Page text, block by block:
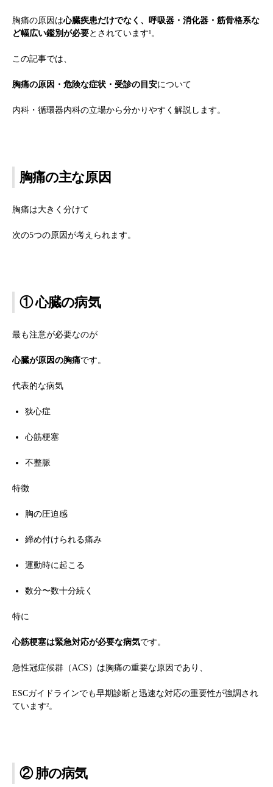
胸痛の原因は心臓疾患だけでなく、呼吸器・消化器・筋骨格系な
ど幅広い鑑別が必要とされています¹。
この記事では、
胸痛の原因・危険な症状・受診の目安について
内科・循環器内科の立場から分かりやすく解説します。
胸痛の主な原因
胸痛は大きく分けて
次の5つの原因が考えられます。
① 心臓の病気
最も注意が必要なのが
心臓が原因の胸痛です。
代表的な病気
狭心症
心筋梗塞
不整脈
特徴
胸の圧迫感
締め付けられる痛み
運動時に起こる
数分〜数十分続く
特に
心筋梗塞は緊急対応が必要な病気です。
急性冠症候群（ACS）は胸痛の重要な原因であり、
ESCガイドラインでも早期診断と迅速な対応の重要性が強調され
ています²。
② 肺の病気